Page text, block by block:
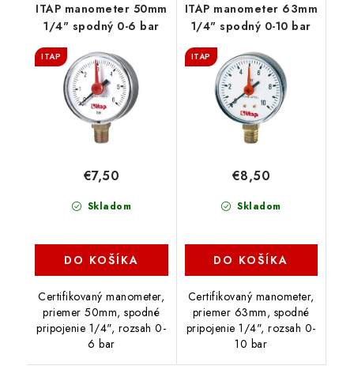
ITAP manometer 50mm
1/4" spodný 0-6 bar
ITAP
Skladom
€7,50
DO KOŠÍKA
Certifikovaný manometer,
priemer 50mm, spodné
pripojenie 1/4", rozsah 0-
6 bar
ITAP manometer 63mm
1/4" spodný 0-10 bar
ITAP
Skladom
€8,50
DO KOŠÍKA
Certifikovaný manometer,
priemer 63mm, spodné
pripojenie 1/4", rozsah 0-
10 bar